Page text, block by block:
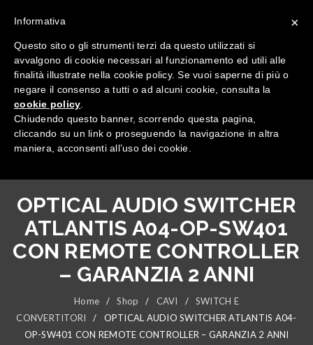
Tutte le categorie
OPTICAL AUDIO SWITCHER
ATLANTIS A04-OP-SW401
CON REMOTE CONTROLLER
– GARANZIA 2 ANNI
Home / Shop / CAVI /
SWITCH E
CONVERTITORI
/
OPTICAL AUDIO SWITCHER ATLANTIS A04-
OP-SW401 CON REMOTE CONTROLLER – GARANZIA 2 ANNI
×
Informativa
Questo sito o gli strumenti terzi da questo utilizzati si
avvalgono di cookie necessari al funzionamento ed utili alle
finalità illustrate nella cookie policy. Se vuoi saperne di più o
negare il consenso a tutti o ad alcuni cookie, consulta la
cookie policy
Chiudendo questo banner, scorrendo questa pagina,
cliccando su un link o proseguendo la navigazione in altra
maniera, acconsenti all’uso dei cookie.